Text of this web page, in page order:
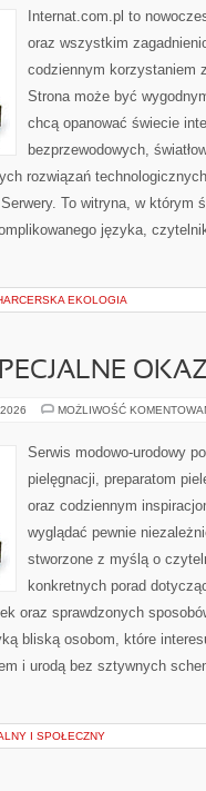
Internat.com.pl to
oraz wszystkim
codziennym korzystaniem
Strona może być
chcą opanować świecie
bezprzewodowych,
rozwiązań
To witryna, w którym
języka,
EKOLOGIA
MOŻLIWOŚĆ
Serwis modowo-urodowy
pielęgnacji, preparatom
oraz codziennym
wyglądać pewnie
stworzone z myślą o
konkretnych porad
oraz sprawdzonych
bliską osobom, które
i urodą bez sztywnych
I SPOŁECZNY